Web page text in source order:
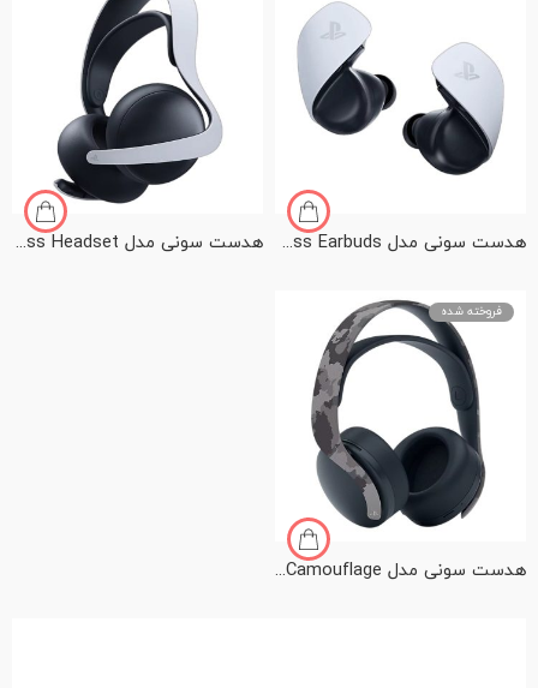
هدست سونی مدل PS5 Pulse Explorer Wireless Earbuds هدست سونی مدل PS5 Pulse Elite Wireless Headset
فروخته شده
هدست سونی مدل PS5 Pulse 3D Wireless Headset Gray Camouflage